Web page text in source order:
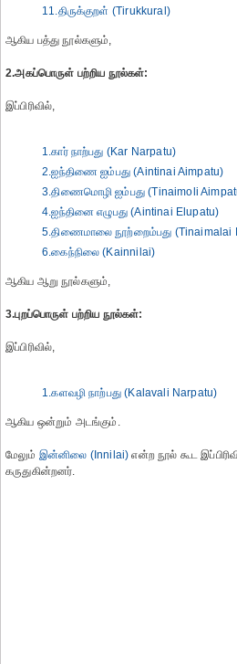
11.திருக்குறள் (Tirukkural)
ஆகிய பத்து நூல்களும்,
2.அகப்பொருள் பற்றிய நூல்கள்:
இப்பிரிவில்,
1.கார் நாற்பது (Kar Narpatu)
2.ஐந்திணை ஐம்பது (Aintinai Aimpatu)
3.திணைமொழி ஐம்பது (Tinaimoli
4.ஐந்தினை எழுபது (Aintinai Elupatu)
5.திணைமாலை நூற்றைம்பது (Tinaimalai
6.கைந்நிலை (Kainnilai)
ஆகிய ஆறு நூல்களும்,
3.புறப்பொருள் பற்றிய நூல்கள்:
இப்பிரிவில்,
1.களவழி நாற்பது (Kalavali Narpatu)
ஆகிய ஒன்றும் அடங்கும்.
மேலும் இன்னிலை (Innilai) என்ற நூல் கூட
கருதுகின்றனர்.